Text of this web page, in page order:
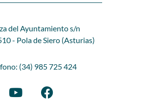
del Ayuntamiento s/n
- Pola de Siero (Asturias)
(34) 985 725 424